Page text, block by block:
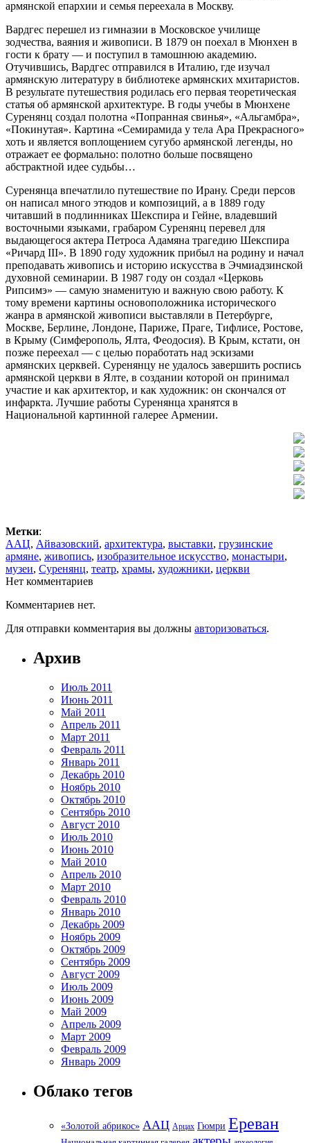
армянской епархии и семья переехала в Москву.
Вардгес перешел из гимназии в Московское училище
зодчества, ваяния и живописи. В 1879 он поехал в Мюнхен в
гости к брату — и поступил в тамошнюю академию.
Отучившись, Вардгес отправился в Италию, где изучал
армянскую литературу в библиотеке армянских мхитаристов.
В результате путешествия родилась его первая теоретическая
статья об армянской архитектуре. В годы учебы в Мюнхене
Суренянц создал полотна «Попранная свинья», «Альгамбра»,
«Покинутая». Картина «Семирамида у тела Ара Прекрасного»
хоть и является воплощением сугубо армянской легенды, но
отражает ее формально: полотно больше посвящено
абстрактной идее судьбы…
Суренянца впечатлило путешествие по Ирану. Среди персов
он написал много этюдов и композиций, а в 1889 году
читавший в подлинниках Шекспира и Гейне, владевший
восточными языками, грабаром Суренянц перевел для
выдающегося актера Петроса Адамяна трагедию Шекспира
«Ричард III». В 1890 году художник прибыл на родину и начал
преподавать живопись и историю искусства в Эчмиадзинской
духовной семинарии. В 1987 году он создал «Церковь
Рипсимэ» — самую знаменитую и важную свою работу. К
тому времени картины основоположника исторического
жанра в армянской живописи выставляли в Петербурге,
Москве, Берлине, Лондоне, Париже, Праге, Тифлисе, Ростове,
в Крыму (Симферополь, Ялта, Феодосия). В Крым, кстати, он
позже переехал — с целью поработать над эскизами
армянских церквей. Суренянцу не удалось завершить роспись
армянской церкви в Ялте, в создании которой он принимал
участие и как архитектор, и как художник: он скончался от
инфаркта. Лучшие работы Суренянца хранятся в
Национальной картинной галерее Армении.
Метки:
ААЦ, Айвазовский, архитектура, выставки, грузинские
армяне, живопись, изобразительное искусство, монастыри,
музеи, Суренянц, театр, храмы, художники, церкви
Нет комментариев
Комментариев нет.
Для отправки комментария вы должны авторизоваться.
Архив
Июль 2011
Июнь 2011
Май 2011
Апрель 2011
Март 2011
Февраль 2011
Январь 2011
Декабрь 2010
Ноябрь 2010
Октябрь 2010
Сентябрь 2010
Август 2010
Июль 2010
Июнь 2010
Май 2010
Апрель 2010
Март 2010
Февраль 2010
Январь 2010
Декабрь 2009
Ноябрь 2009
Октябрь 2009
Сентябрь 2009
Август 2009
Июль 2009
Июнь 2009
Май 2009
Апрель 2009
Март 2009
Февраль 2009
Январь 2009
Облако тегов
«Золотой абрикос» ААЦ Арцах Гюмри Ереван